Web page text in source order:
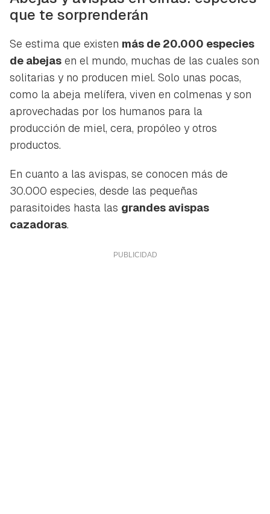
que te sorprenderán
Se estima que existen más de 20.000 especies
de abejas en el mundo, muchas de las cuales son
solitarias y no producen miel. Solo unas pocas,
como la abeja melífera, viven en colmenas y son
aprovechadas por los humanos para la
producción de miel, cera, propóleo y otros
productos.
En cuanto a las avispas, se conocen más de
30.000 especies, desde las pequeñas
parasitoides hasta las grandes avispas
cazadoras.